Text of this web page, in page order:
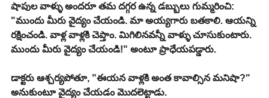
షాపుల వాళ్ళు అందరూ తమ దగ్గర ఉన్న డబ్బులు గుమ్మరించి:
"ముందు మీరు వైద్యం చేయండి. మా అయ్యగారు బతకాలి. ఆయన్ని
రక్షించండి. వాళ్ల వాళ్లకి చెప్తాం. మిగిలినవన్నీ వాళ్ళు చూసుకుంటారు.
ముందు మీరు వైద్యం చేయండి!" అంటూ ప్రాధేయపడ్డారు.
డాక్టరు ఆశ్చర్యపోతూ, "ఈయన వాళ్లకి అంత కావాల్సిన మనిషా?"
అనుకుంటూ వైద్యం చేయడం మొదలెట్టాడు.